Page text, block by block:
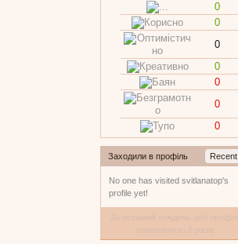
0
0
0
0
0
0
0
Заходили в профіль Recent
No one has visited svitlanatop's
profile yet!